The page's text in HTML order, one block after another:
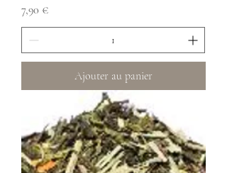
Prix
7,90 €
Ajouter au panier